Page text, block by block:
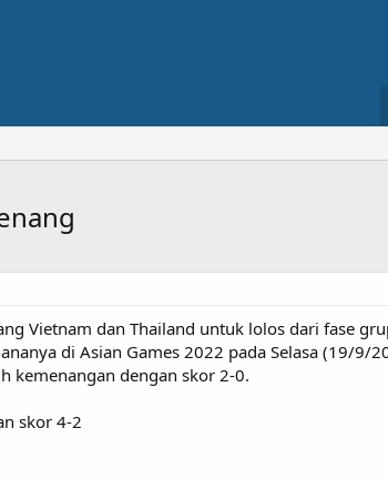
Vietnam dan Thailand untuk lolos dari fase
di Asian Games 2022 pada Selasa (19/9/
kemenangan dengan skor 2-0.
skor 4-2